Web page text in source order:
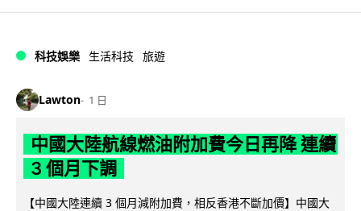
科技娛樂 生活科技 旅遊
Lawton 1 日
中國大陸航線燃油附加費今日再降 連續
3 個月下調
【中國大陸連續 3 個月減附加費，相反香港不斷加價】中國大